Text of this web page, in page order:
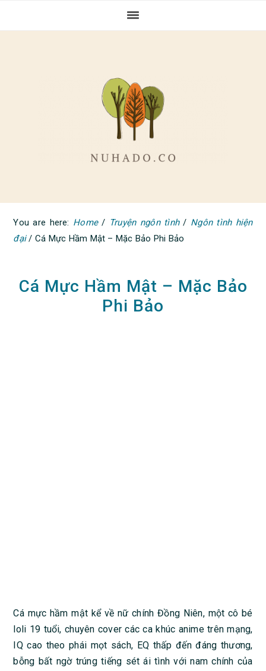
You are here: Home / Truyện ngôn tình / Ngôn tình hiện
đại / Cá Mực Hầm Mật – Mặc Bảo Phi Bảo
Cá Mực Hầm Mật – Mặc Bảo
Phi Bảo
Cá mực hầm mật kể về nữ chính Đồng Niên, một cô bé
loli 19 tuổi, chuyên cover các ca khúc anime trên mạng,
IQ cao theo phái mọt sách, EQ thấp đến đáng thương,
bỗng bất ngờ trúng tiếng sét ái tình với nam chính của